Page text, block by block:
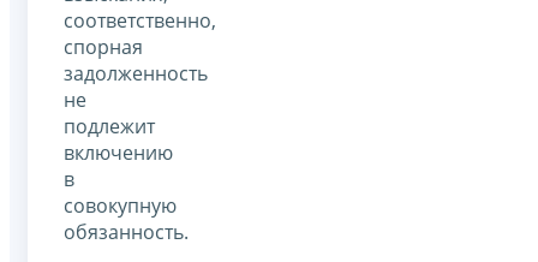
соответственно,
спорная
задолженность
не
подлежит
включению
в
совокупную
обязанность.